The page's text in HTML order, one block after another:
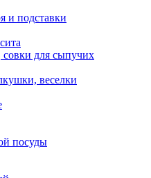
и подставки
для сыпучих
веселки
посуды